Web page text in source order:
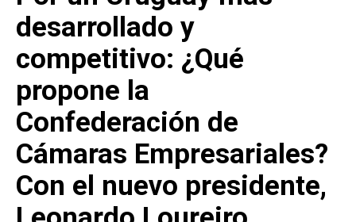
desarrollado y
competitivo: ¿Qué
propone la
Confederación de
Cámaras Empresariales?
Con el nuevo presidente,